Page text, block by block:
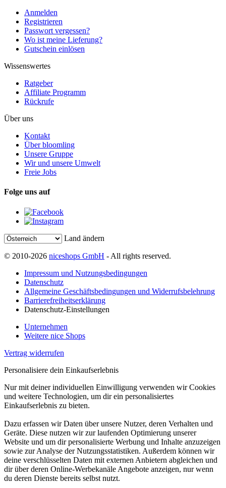
Anmelden
Registrieren
Passwort vergessen?
Wo ist meine Lieferung?
Gutschein einlösen
Wissenswertes
Ratgeber
Affiliate Programm
Rückrufe
Über uns
Kontakt
Über bloomling
Unsere Gruppe
Wir und unsere Umwelt
Freie Jobs
Folge uns auf
Land ändern
© 2010-2026 niceshops GmbH - All rights reserved.
Impressum und Nutzungsbedingungen
Datenschutz
Allgemeine Geschäftsbedingungen und Widerrufsbelehrung
Barrierefreiheitserklärung
Datenschutz-Einstellungen
Unternehmen
Weitere nice Shops
Vertrag widerrufen
Personalisiere dein Einkaufserlebnis
Nur mit deiner individuellen Einwilligung verwenden wir Cookies
und weitere Technologien, um dir ein personalisiertes
Einkaufserlebnis zu bieten.
Dazu erfassen wir Daten über unsere Nutzer, deren Verhalten und
Geräte. Diese nutzen wir zur laufenden Optimierung unserer
Website und um dir personalisierte Werbung und Inhalte anzuzeigen
sowie zur Analyse der Nutzungsstatistiken. Außerdem können wir
deine verschlüsselten Daten mit externen Anbietern abgleichen und
dir über deren Online-Werbekanäle Angebote anzeigen, nur wenn
du deren Dienste bereits selbst nutzt.